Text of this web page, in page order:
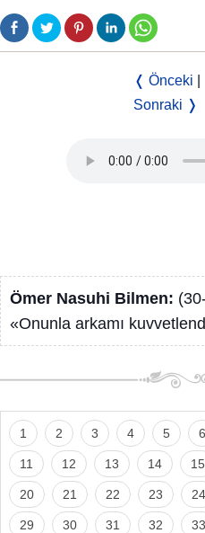
❬ Önceki
Sonraki ❭
Ömer Nasuhi Bilmen:
«Onunla arkamı
1 2 3 4 5 6
11 12 13 14 15
20 21 22 23 24
29 30 31 32 33